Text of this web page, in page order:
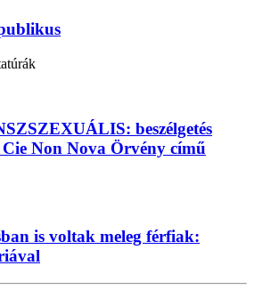
beszélgetés
Non Nova Örvény című
is voltak meleg férfiak: